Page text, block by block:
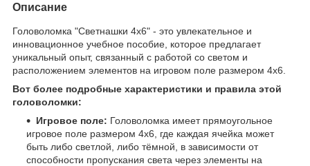
Описание
Головоломка "Светнашки 4x6" - это увлекательное и
инновационное учебное пособие, которое предлагает
уникальный опыт, связанный с работой со светом и
расположением элементов на игровом поле размером 4x6.
Вот более подробные характеристики и правила этой
головоломки:
Игровое поле: Головоломка имеет прямоугольное
игровое поле размером 4x6, где каждая ячейка может
быть либо светлой, либо тёмной, в зависимости от
способности пропускания света через элементы на